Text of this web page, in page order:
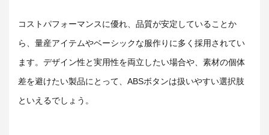
コストパフォーマンスに優れ、品質が安定していることか
ら、量産アイテムやベーシックな服作りに多く採用されてい
ます。デザイン性と実用性を両立したい場合や、素材の個体
差を避けたい製品にとって、 ABSボタンは扱いやすい選択肢
といえるでしょう。